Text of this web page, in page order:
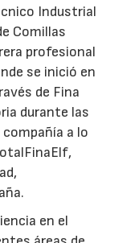
Industrial
Comillas
profesional
se inició en
de Fina
durante las
a lo
en el